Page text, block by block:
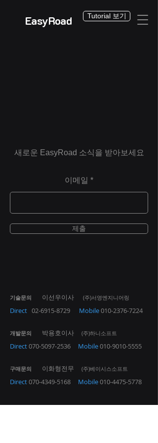
EasyRoad Tutorial 보기
새로운 EasyRoad 소식을 받아보세요
이메일
제출
기술문의 이선우이사 (주)서영엔지니어링
Direct 02-6915-8729 Mobile010-2376-7224
개발문의 박용호이사 (주)하니소프트
Direct070-5097-2536 Mobile010-9010-5555
구매문의 이화형전무 (주)베이시스소프트
Direct070-4349-5168 Mobile010-4475-5778